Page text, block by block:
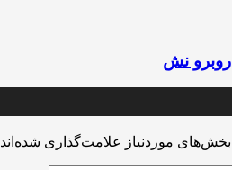
نش
بخش‌های موردنیاز علامت‌گذاری شده‌اند